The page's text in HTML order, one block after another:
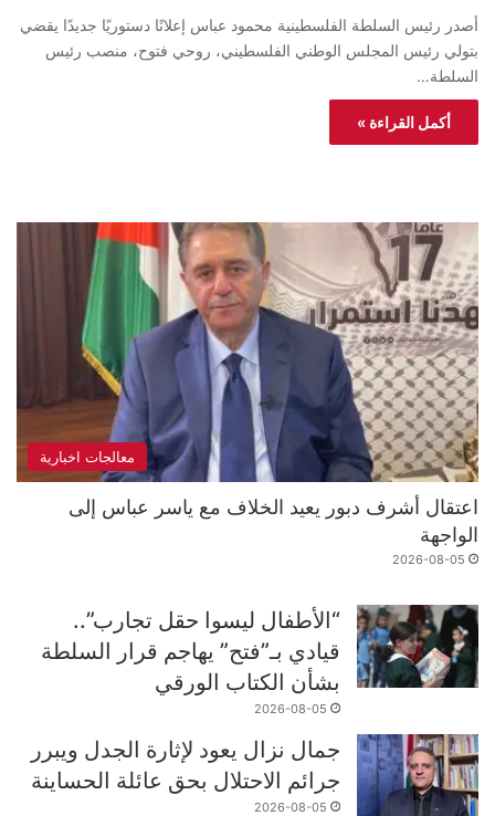
أصدر رئيس السلطة الفلسطينية محمود عباس إعلانًا دستوريًا جديدًا يقضي
بتولي رئيس المجلس الوطني الفلسطيني، روحي فتوح، منصب رئيس
السلطة…
أكمل القراءة »
معالجات اخبارية
اعتقال أشرف دبور يعيد الخلاف مع ياسر عباس إلى
الواجهة
2026-08-05
“الأطفال ليسوا حقل تجارب”..
قيادي بـ”فتح” يهاجم قرار السلطة
بشأن الكتاب الورقي
2026-08-05
جمال نزال يعود لإثارة الجدل ويبرر
جرائم الاحتلال بحق عائلة الحساينة
2026-08-05